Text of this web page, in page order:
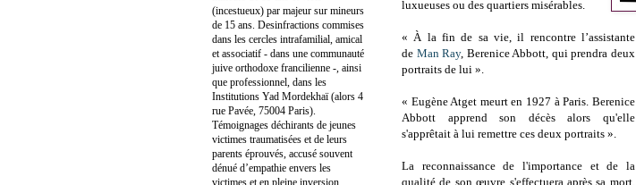
luxueuses ou des quartiers misérables.
« À la fin de sa vie, il rencontre l’assistante
de Man Ray, Berenice Abbott, qui prendra deux
portraits de lui ».
« Eugène Atget meurt en 1927 à Paris. Berenice
Abbott apprend son décès alors qu'elle
s'apprêtait à lui remettre ces deux portraits ».
La reconnaissance de l'importance et de la
qualité de son œuvre s'effectuera après sa mort,
(incestueux) par majeur sur mineurs
de 15 ans. Desinfractions commises
dans les cercles intrafamilial, amical
et associatif - dans une communauté
juive orthodoxe francilienne -, ainsi
que professionnel, dans les
Institutions Yad Mordekhaï (alors 4
rue Pavée, 75004 Paris).
Témoignages déchirants de jeunes
victimes traumatisées et de leurs
parents éprouvés, accusé souvent
dénué d’empathie envers les
victimes et en pleine inversion